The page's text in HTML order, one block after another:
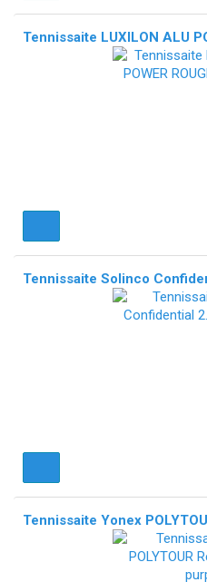
Tennissaite LUXILON ALU
Tennissaite Solinco
Tennissaite Yonex